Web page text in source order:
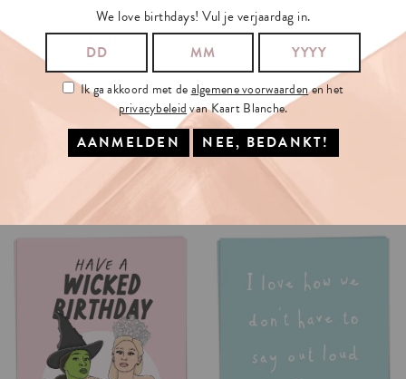
We love birthdays! Vul je verjaardag in.
Ik ga akkoord met dealgemene voorwaardenen het
privacybeleidvan Kaart Blanche.